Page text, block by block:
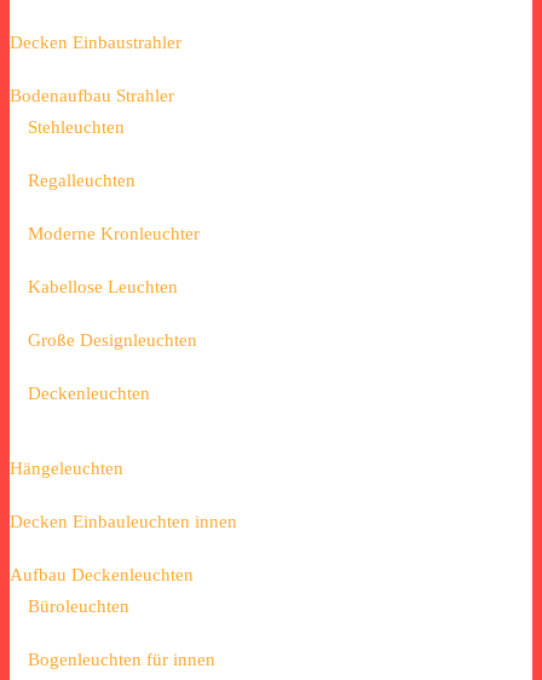
Decken Einbaustrahler
Bodenaufbau Strahler
Stehleuchten
Regalleuchten
Moderne Kronleuchter
Kabellose Leuchten
Große Designleuchten
Deckenleuchten
Hängeleuchten
Decken Einbauleuchten innen
Aufbau Deckenleuchten
Büroleuchten
Bogenleuchten für innen